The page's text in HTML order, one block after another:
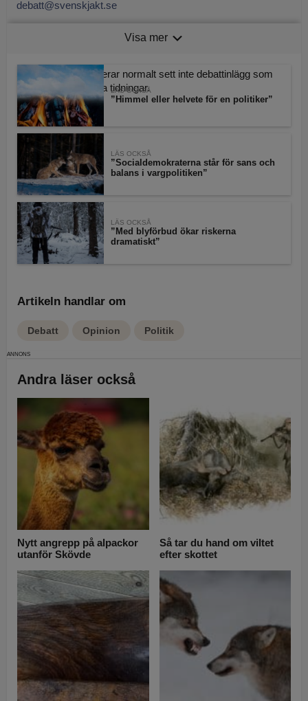
debatt@svenskjakt.se
Tänk på att uppge namn och adress, oavsett hur du signerar
Svensk Jakt publicerar normalt sett inte debattinlägg som
publicerats av andra tidningar.
Visa mer
LÄS OCKSÅ
”Himmel eller helvete för en politiker”
LÄS OCKSÅ
”Socialdemokraterna står för sans och
balans i vargpolitiken”
LÄS OCKSÅ
”Med blyförbud ökar riskerna
dramatiskt”
Artikeln handlar om
Debatt Opinion Politik
Andra läser också
Nytt angrepp på alpackor
utanför Skövde
Så tar du hand om viltet
efter skottet